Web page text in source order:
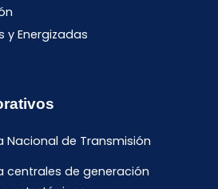
y Energizadas
Nacional de Transmisión
centrales de generación